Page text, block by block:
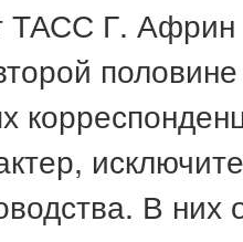
ТАСС Г. Африн
В